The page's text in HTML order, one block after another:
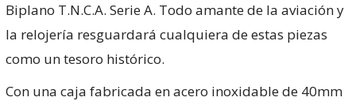
Biplano T.N.C.A. Serie A. Todo amante de la aviación y
la relojería resguardará cualquiera de estas piezas
como un tesoro histórico.
Con una caja fabricada en acero inoxidable de 40mm